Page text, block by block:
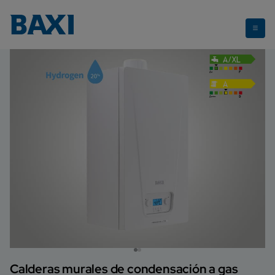
Neodens Lite
Calderas murales de condensación a gas